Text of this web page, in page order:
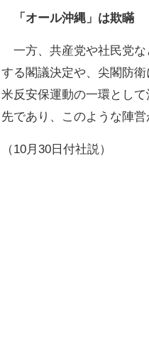
「オール沖縄」は欺瞞
一方、共産党や社民党な
する閣議決定や、尖閣防
米反安保運動の一環とし
先であり、このような陣
（10月30日付社説）